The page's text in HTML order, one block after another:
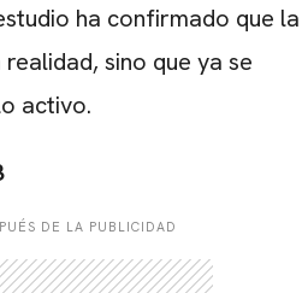
ha confirmado que la
sino que ya se
activo.
DE LA PUBLICIDAD